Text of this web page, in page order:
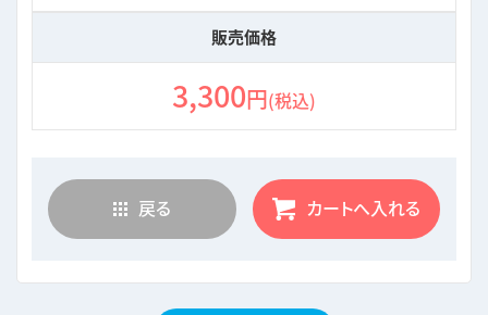
販売価格
3,300円(税込)
戻る カートへ入れる